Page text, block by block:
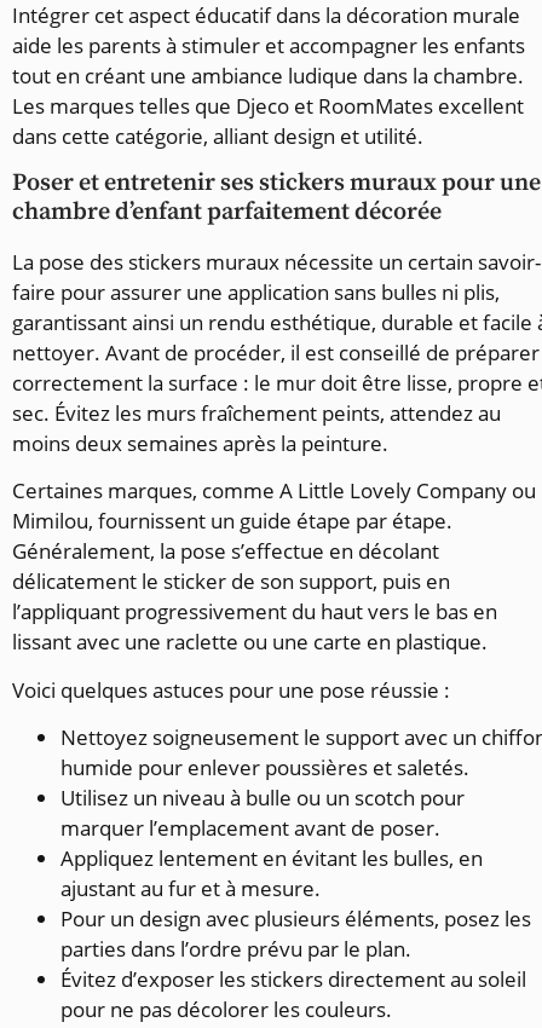
Intégrer cet aspect éducatif dans la décoration murale
aide les parents à stimuler et accompagner les enfants
tout en créant une ambiance ludique dans la chambre.
Les marques telles que Djeco et RoomMates excellent
dans cette catégorie, alliant design et utilité.
Poser et entretenir ses stickers muraux pour une
chambre d’enfant parfaitement décorée
La pose des stickers muraux nécessite un certain savoir-
faire pour assurer une application sans bulles ni plis,
garantissant ainsi un rendu esthétique, durable et facile
nettoyer. Avant de procéder, il est conseillé de préparer
correctement la surface : le mur doit être lisse, propre
sec. Évitez les murs fraîchement peints, attendez au
moins deux semaines après la peinture.
Certaines marques, comme A Little Lovely Company ou
Mimilou, fournissent un guide étape par étape.
Généralement, la pose s’effectue en décolant
délicatement le sticker de son support, puis en
l’appliquant progressivement du haut vers le bas en
lissant avec une raclette ou une carte en plastique.
Voici quelques astuces pour une pose réussie :
Nettoyez soigneusement le support avec un
humide pour enlever poussières et saletés.
Utilisez un niveau à bulle ou un scotch pour
marquer l’emplacement avant de poser.
Appliquez lentement en évitant les bulles, en
ajustant au fur et à mesure.
Pour un design avec plusieurs éléments, posez les
parties dans l’ordre prévu par le plan.
Évitez d’exposer les stickers directement au soleil
pour ne pas décolorer les couleurs.